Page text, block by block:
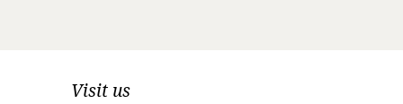
Visit us